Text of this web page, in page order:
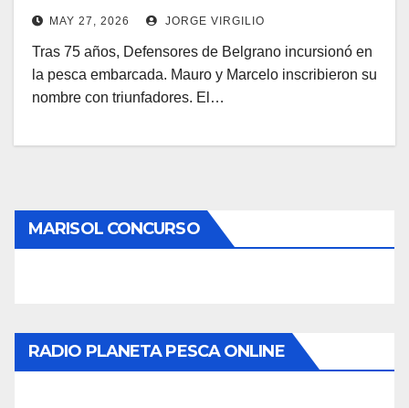
MAY 27, 2026 JORGE VIRGILIO
Tras 75 años, Defensores de Belgrano incursionó en
la pesca embarcada. Mauro y Marcelo inscribieron su
nombre con triunfadores. El…
MARISOL CONCURSO
RADIO PLANETA PESCA ONLINE